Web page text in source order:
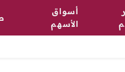
أسواق
الأسهم